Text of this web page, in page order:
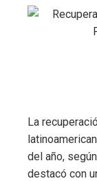
La
del año,
destacó con